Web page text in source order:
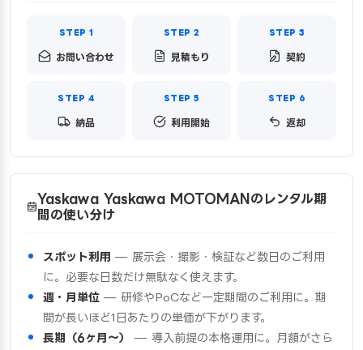
お問い合わせ 見積もり 契約
納品 利用開始 返却
Yaskawa Yaskawa MOTOMANのレンタル期
間の使い分け
スポット利用 — 展示会・撮影・検証など数日のご利用
に。必要な日数だけ無駄なく使えます。
週・月単位 — 研修やPoCなど一定期間のご利用に。期
間が長いほど1日あたりの単価が下がります。
長期（6ヶ月〜）
— 導入前提の本格運用に。月額がさら